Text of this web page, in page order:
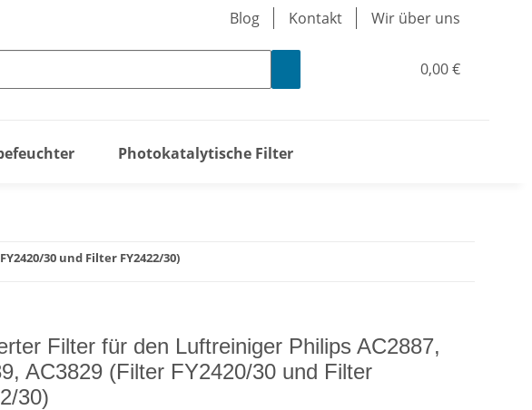
Blog Kontakt Wir über uns
0,00 €
Photokatalytische Filter
30 und Filter FY2422/30)
Filter für den Luftreiniger Philips AC2887,
AC3829 (Filter FY2420/30 und Filter
30)